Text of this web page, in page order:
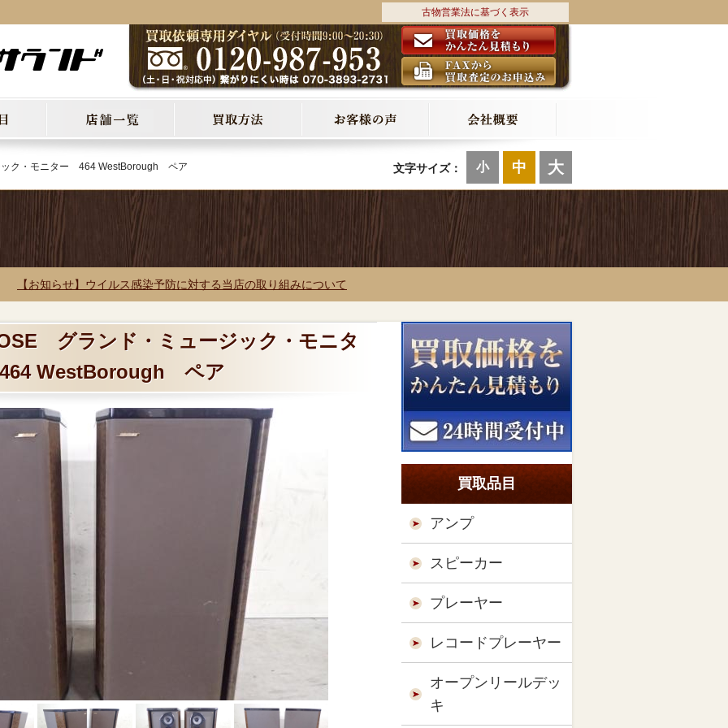
古物営業法に基づく表示
文字サイズ： 小 中 大
ク・モニター 464 WestBorough ペア
【お知らせ】ウイルス感染予防に対する当店の取り組みについて
グランド・ミュージック・モニタ
WestBorough ペア
買取品目
アンプ
スピーカー
プレーヤー
レコードプレーヤー
オープンリールデッ
キ